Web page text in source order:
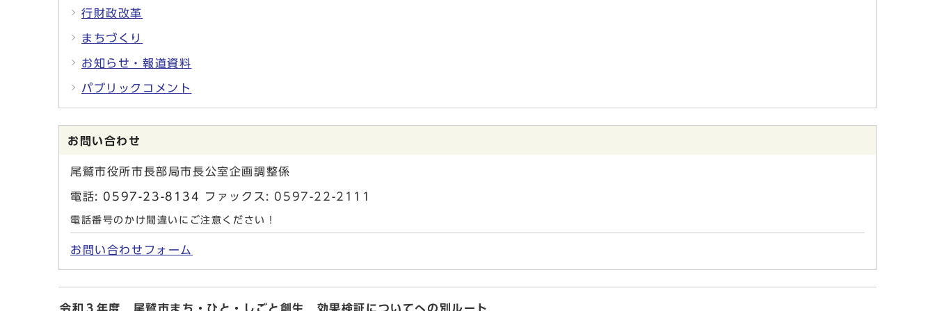
行財政改革
まちづくり
お知らせ・報道資料
パブリックコメント
お問い合わせ
尾鷲市役所市長部局市長公室企画調整係
電話: 0597-23-8134 ファックス: 0597-22-2111
電話番号のかけ間違いにご注意ください！
お問い合わせフォーム
令和３年度 尾鷲市まち・ひと・しごと創生 効果検証についてへの別ルート